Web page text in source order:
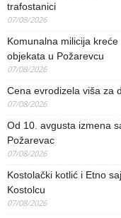
trafostanici
07/08/2026
Komunalna milicija
objekata u Požarevcu
07/08/2026
Cena evrodizela viša za
07/08/2026
Od 10. avgusta izmena
Požarevac
07/08/2026
Kostolački kotlić i Etno
Kostolcu
07/08/2026